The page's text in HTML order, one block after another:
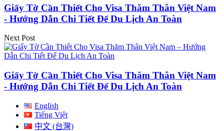
Giấy Tờ Cần Thiết Cho Visa Thăm Thân Việt Nam
- Hướng Dẫn Chi Tiết Để Du Lịch An Toàn
Next Post
Giấy Tờ Cần Thiết Cho Visa Thăm Thân Việt Nam
- Hướng Dẫn Chi Tiết Để Du Lịch An Toàn
English
Tiếng Việt
中文 (台灣)